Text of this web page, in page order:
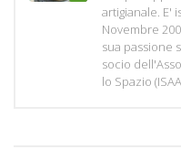
artigianale. E'
Novembre
sua passione
socio
lo Spazio